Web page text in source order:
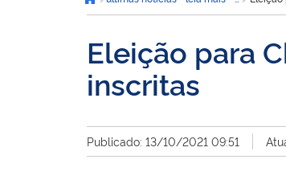
aqui:Página inicial
Eleição para
inscritas
Publicado: 13/10/2021 09:51